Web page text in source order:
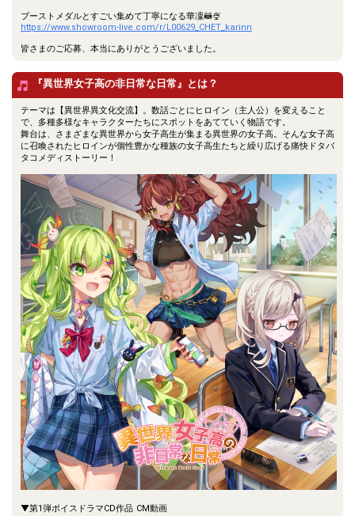
ブーストメダルとすごい集めて丁寧になる華凜🦝🍨
https://www.showroom-live.com/r/L00629_CHET_karinn
皆さまのご応募、本当にありがとうございました。
『異世界女子高の非日常な日常』とは？
テーマは【異世界異文化交流】。数話ごとにヒロイン（主人公）を変えること
で、多種多様なキャラクターたちにスポットをあてていく物語です。
舞台は、さまざまな異世界から女子高生が集まる異世界の女子高。そんな女子高
に召喚されたヒロインが個性豊かな種族の女子高生たちと繰り広げる痛快ドタバ
タコメディストーリー！
▼第1弾ボイスドラマCD作品 CM動画